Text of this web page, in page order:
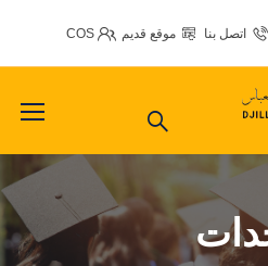
اتصل بنا موقع قديم COS